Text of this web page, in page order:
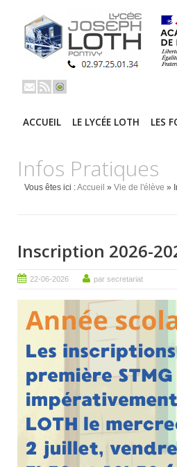
ACCUEIL LE LYCÉE LOTH LES
Infos Pratiques
Vous êtes ici :Accueil » Vie de l'élève »
Inscription 2026-
22-06-2026 par secretariat